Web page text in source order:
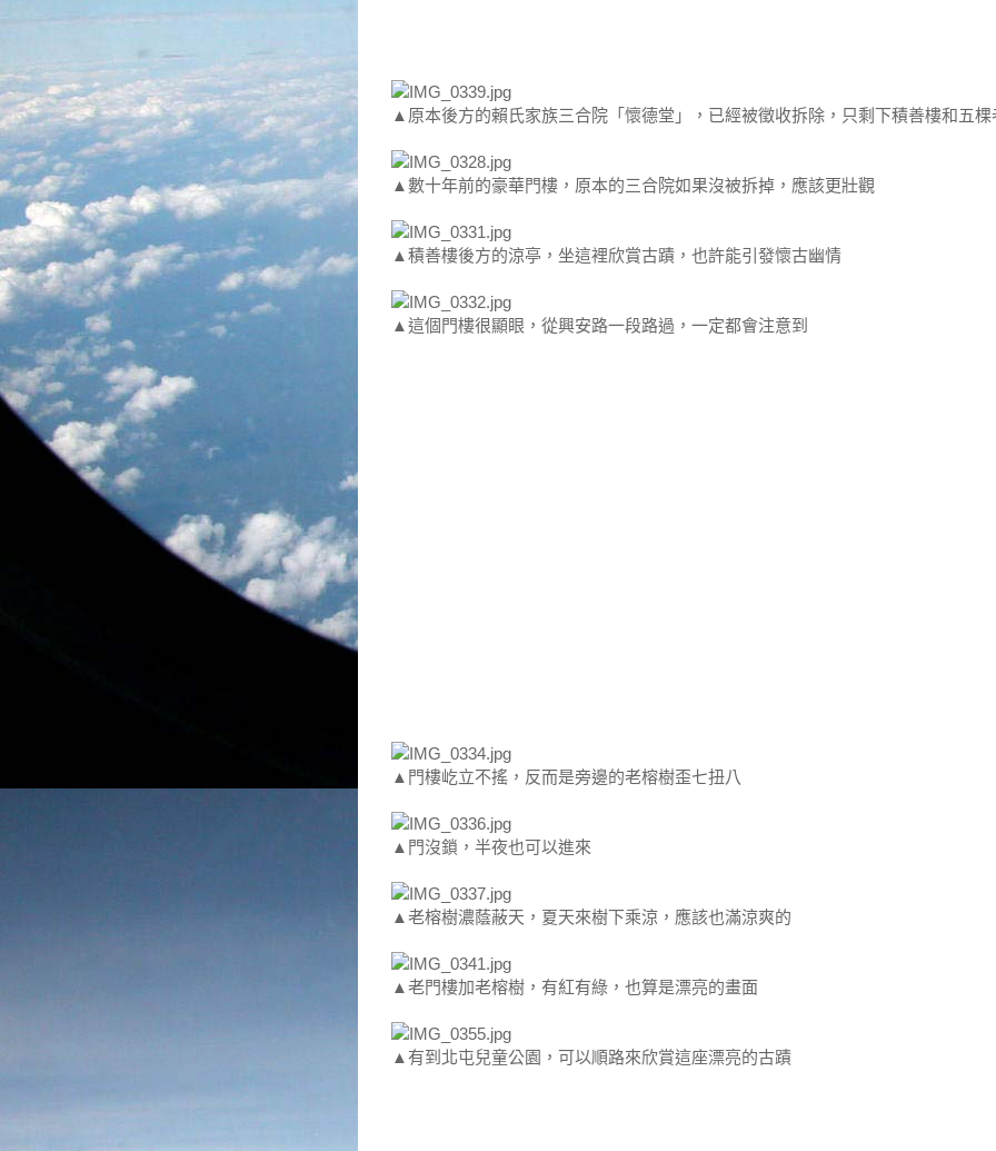
▲原本後方的賴氏家族三合院「懷德堂」，已經被徵收拆除，只剩下積善樓和五棵
▲數十年前的豪華門樓，原本的三合院如果沒被拆掉，應該更壯觀
▲積善樓後方的涼亭，坐這裡欣賞古蹟，也許能引發懷古幽情
▲這個門樓很顯眼，從興安路一段路過，一定都會注意到
▲門樓屹立不搖，反而是旁邊的老榕樹歪七扭八
▲門沒鎖，半夜也可以進來
▲老榕樹濃蔭蔽天，夏天來樹下乘涼，應該也滿涼爽的
▲老門樓加老榕樹，有紅有綠，也算是漂亮的畫面
▲有到北屯兒童公園，可以順路來欣賞這座漂亮的古蹟